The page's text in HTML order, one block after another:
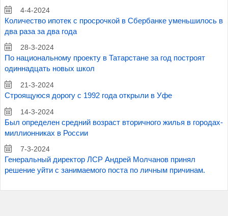
4-4-2024
Количество ипотек с просрочкой в Сбербанке уменьшилось в
два раза за два года
28-3-2024
По национальному проекту в Татарстане за год построят
одиннадцать новых школ
21-3-2024
Строящуюся дорогу с 1992 года открыли в Уфе
14-3-2024
Был определен средний возраст вторичного жилья в городах-
миллионниках в России
7-3-2024
Генеральный директор ЛСР Андрей Молчанов принял
решение уйти с занимаемого поста по личным причинам.